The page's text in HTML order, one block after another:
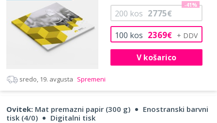
100 kos 2369€
200 kos 2775€
-41%
V košarico
sredo, 19. avgusta Spremeni
Ovitek: Mat premazni papir (300 g)
Enostranski barvni
tisk (4/0)
Digitalni tisk